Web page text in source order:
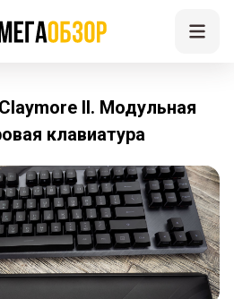
II. Модульная
клавиатура